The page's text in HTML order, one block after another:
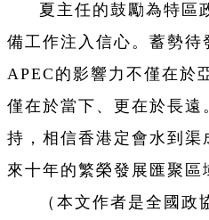
夏主任的鼓勵為特區
備工作注入信心。蓄勢待
APEC的影響力不僅在於
僅在於當下、更在於長遠
持，相信香港定會水到渠
來十年的繁榮發展匯聚區
（本文作者是全國